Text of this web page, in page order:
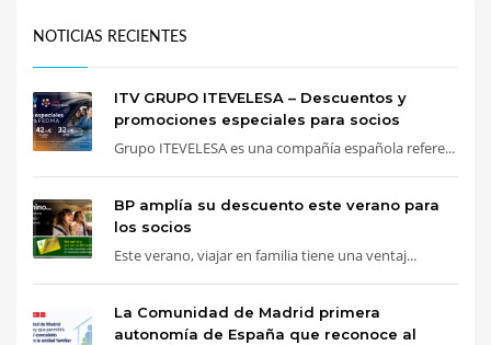
NOTICIAS RECIENTES
ITV GRUPO ITEVELESA – Descuentos y
promociones especiales para socios
Grupo ITEVELESA es una compañía española refere...
BP amplía su descuento este verano para
los socios
Este verano, viajar en familia tiene una ventaj...
La Comunidad de Madrid primera
autonomía de España que reconoce al